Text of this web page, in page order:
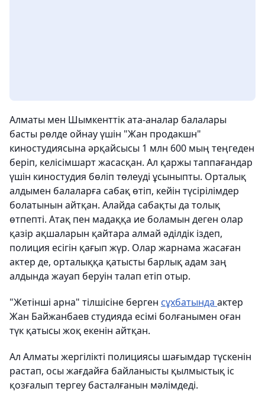
Алматы мен Шымкенттік ата-аналар балалары
басты рөлде ойнау үшін "Жан продакшн"
киностудиясына әрқайсысы 1 млн 600 мың теңгеден
беріп, келісімшарт жасасқан. Ал қаржы таппағандар
үшін киностудия бөліп төлеуді ұсыныпты. Орталық
алдымен балаларға сабақ өтіп, кейін түсірілімдер
болатынын айтқан. Алайда сабақты да толық
өтпепті. Атақ пен мадаққа ие боламын деген олар
қазір ақшаларын қайтара алмай әділдік іздеп,
полиция есігін қағып жүр. Олар жарнама жасаған
актер де, орталыққа қатысты барлық адам заң
алдында жауап беруін талап етіп отыр.
"Жетінші арна" тілшісіне берген сұхбатында актер
Жан Байжанбаев студияда есімі болғанымен оған
түк қатысы жоқ екенін айтқан.
Ал Алматы жергілікті полициясы шағымдар түскенін
растап, осы жағдайға байланысты қылмыстық іс
қозғалып тергеу басталғанын мәлімдеді.